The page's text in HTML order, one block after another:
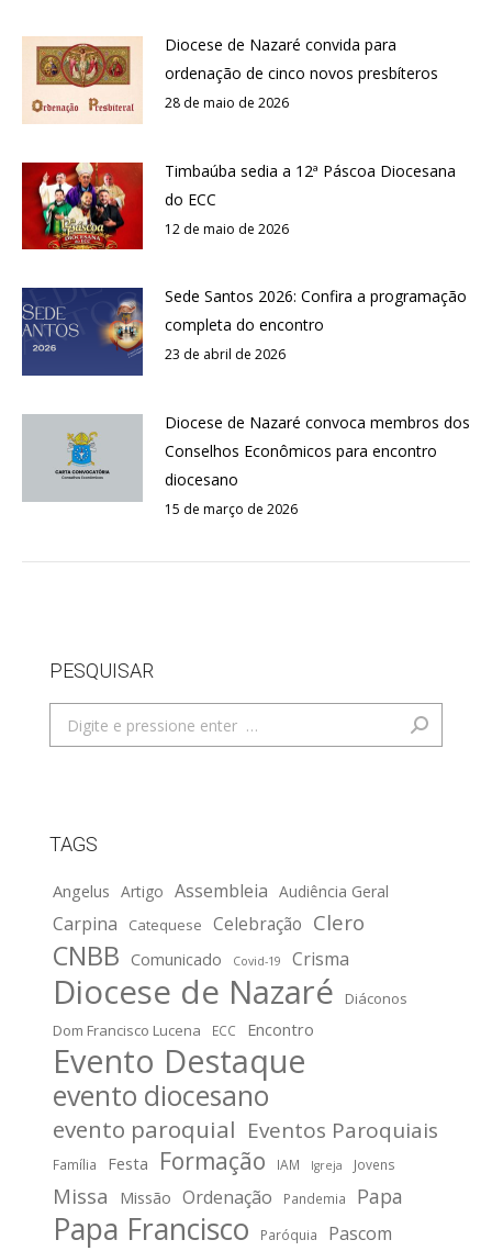
Diocese de Nazaré convida para
ordenação de cinco novos presbíteros
28 de maio de 2026
Timbaúba sedia a 12ª Páscoa Diocesana
do ECC
12 de maio de 2026
Sede Santos 2026: Confira a programação
completa do encontro
23 de abril de 2026
Diocese de Nazaré convoca membros dos
Conselhos Econômicos para encontro
diocesano
15 de março de 2026
PESQUISAR
Search:
TAGS
Angelus Artigo Assembleia Audiência Geral
Carpina Catequese Celebração Clero
CNBB Comunicado Covid-19 Crisma
Diocese de Nazaré
Diáconos
Dom Francisco Lucena
ECC Encontro
Evento Destaque
evento diocesano
evento paroquial Eventos Paroquiais
Família Festa Formação IAM Igreja Jovens
Missa Missão Ordenação Pandemia Papa
Papa Francisco Paróquia
Pascom